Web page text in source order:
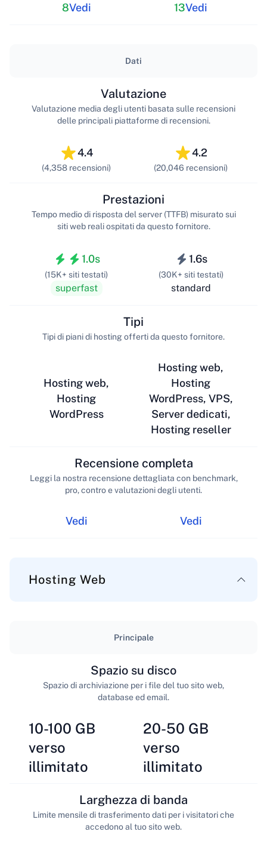
8Vedi 13Vedi
Dati
4.4
(4,358 recensioni)
Valutazione
Valutazione media degli utenti basata sulle recensioni
delle principali piattaforme di recensioni.
4.2
(20,046 recensioni)
1.0s
(15K+ siti testati)
superfast
Prestazioni
Tempo medio di risposta del server (TTFB) misurato sui
siti web reali ospitati da questo fornitore.
1.6s
(30K+ siti testati)
standard
Hosting web,
Hosting
WordPress
Tipi
Tipi di piani di hosting offerti da questo fornitore.
Hosting web,
Hosting
WordPress, VPS,
Server dedicati,
Hosting reseller
Vedi
Recensione completa
Leggi la nostra recensione dettagliata con benchmark,
pro, contro e valutazioni degli utenti.
Vedi
Hosting Web
Principale
10-100 GB
verso
illimitato
Spazio su disco
Spazio di archiviazione per i file del tuo sito web,
database ed email.
20-50 GB
verso
illimitato
Larghezza di banda
Limite mensile di trasferimento dati per i visitatori che
accedono al tuo sito web.